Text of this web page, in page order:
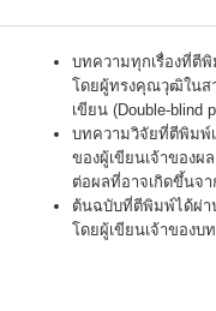
บทความทุกเรื่องที่ตี
โดยผู้ทรงคุณวุฒิในส
เขียน (Double-blind
บทความวิจัยที่ตีพิมพ์
ของผู้เขียนเจ้าของผ
ต่อผลที่อาจเกิดขึ้นจ
ต้นฉบับที่ตีพิมพ์ได้ผ่า
โดยผู้เขียนเจ้าของบ